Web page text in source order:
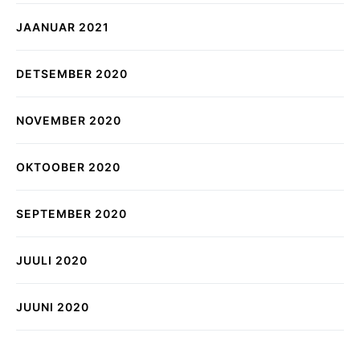
JAANUAR 2021
DETSEMBER 2020
NOVEMBER 2020
OKTOOBER 2020
SEPTEMBER 2020
JUULI 2020
JUUNI 2020